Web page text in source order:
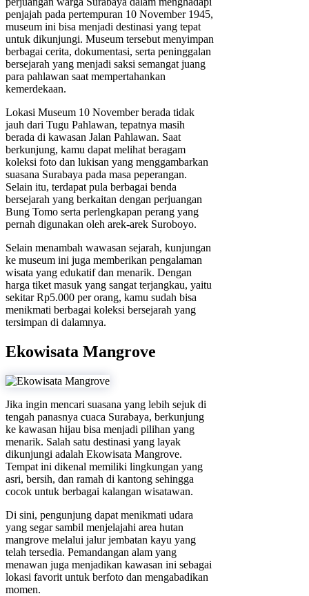
penjajah pada pertempuran 10 November 1945,
museum ini bisa menjadi destinasi yang tepat
untuk dikunjungi. Museum tersebut menyimpan
berbagai cerita, dokumentasi, serta peninggalan
bersejarah yang menjadi saksi semangat juang
para pahlawan saat mempertahankan
kemerdekaan.
Lokasi Museum 10 November berada tidak
jauh dari Tugu Pahlawan, tepatnya masih
berada di kawasan Jalan Pahlawan. Saat
berkunjung, kamu dapat melihat beragam
koleksi foto dan lukisan yang menggambarkan
suasana Surabaya pada masa peperangan.
Selain itu, terdapat pula berbagai benda
bersejarah yang berkaitan dengan perjuangan
Bung Tomo serta perlengkapan perang yang
pernah digunakan oleh arek-arek Suroboyo.
Selain menambah wawasan sejarah, kunjungan
ke museum ini juga memberikan pengalaman
wisata yang edukatif dan menarik. Dengan
harga tiket masuk yang sangat terjangkau, yaitu
sekitar Rp5.000 per orang, kamu sudah bisa
menikmati berbagai koleksi bersejarah yang
tersimpan di dalamnya.
Ekowisata Mangrove
Jika ingin mencari suasana yang lebih sejuk di
tengah panasnya cuaca Surabaya, berkunjung
ke kawasan hijau bisa menjadi pilihan yang
menarik. Salah satu destinasi yang layak
dikunjungi adalah Ekowisata Mangrove.
Tempat ini dikenal memiliki lingkungan yang
asri, bersih, dan ramah di kantong sehingga
cocok untuk berbagai kalangan wisatawan.
Di sini, pengunjung dapat menikmati udara
yang segar sambil menjelajahi area hutan
mangrove melalui jalur jembatan kayu yang
telah tersedia. Pemandangan alam yang
menawan juga menjadikan kawasan ini sebagai
lokasi favorit untuk berfoto dan mengabadikan
momen.